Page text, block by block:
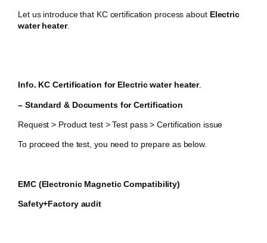
Let us introduce that KC certification process about Electric
water heater.
Info. KC Certification for Electric water heater.
– Standard & Documents for Certification
Request > Product test > Test pass > Certification issue
To proceed the test, you need to prepare as below.
EMC (Electronic Magnetic Compatibility)
Safety+Factory audit